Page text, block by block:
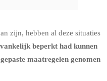
zijn, hebben al deze situaties
beperkt had kunnen
maatregelen genomen